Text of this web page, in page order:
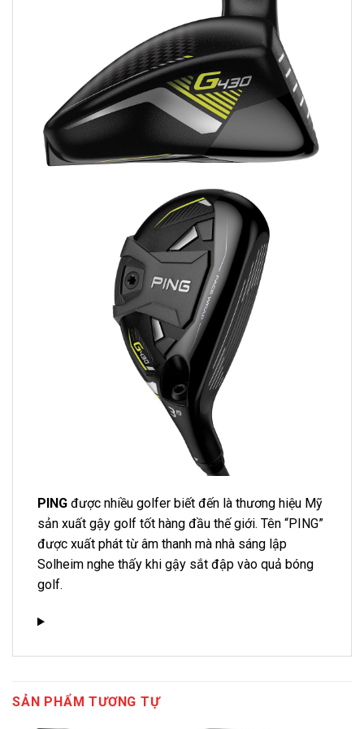
PING được nhiều golfer biết đến là thương hiệu Mỹ
sản xuất gậy golf tốt hàng đầu thế giới. Tên “PING”
được xuất phát từ âm thanh mà nhà sáng lập
Solheim nghe thấy khi gậy sắt đập vào quả bóng
golf.
SẢN PHẨM TƯƠNG TỰ